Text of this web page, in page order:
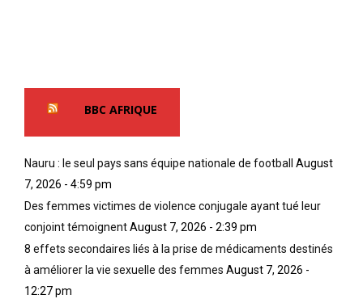
BBC AFRIQUE
Nauru : le seul pays sans équipe nationale de football
August
7, 2026 - 4:59 pm
Des femmes victimes de violence conjugale ayant tué leur
conjoint témoignentAugust 7, 2026 - 2:39 pm
8 effets secondaires liés à la prise de médicaments destinés
à améliorer la vie sexuelle des femmes August 7, 2026 -
12:27 pm